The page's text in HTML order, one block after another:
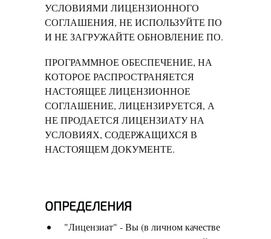
УСЛОВИЯМИ ЛИЦЕНЗИОННОГО
СОГЛАШЕНИЯ, НЕ ИСПОЛЬЗУЙТЕ ПО
И НЕ ЗАГРУЖАЙТЕ ОБНОВЛЕНИЕ ПО.
ПРОГРАММНОЕ ОБЕСПЕЧЕНИЕ, НА
КОТОРОЕ РАСПРОСТРАНЯЕТСЯ
НАСТОЯЩЕЕ ЛИЦЕНЗИОННОЕ
СОГЛАШЕНИЕ, ЛИЦЕНЗИРУЕТСЯ, А
НЕ ПРОДАЕТСЯ ЛИЦЕНЗИАТУ НА
УСЛОВИЯХ, СОДЕРЖАЩИХСЯ В
НАСТОЯЩЕМ ДОКУМЕНТЕ.
ОПРЕДЕЛЕНИЯ
"Лицензиат" - Вы (в личном качестве